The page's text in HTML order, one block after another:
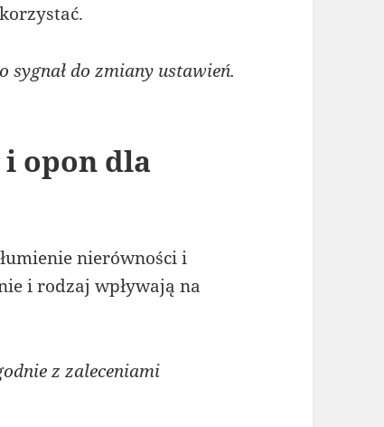
do zmiany ustawień.
i opon dla
nierówności i
i rodzaj wpływają na
z zaleceniami